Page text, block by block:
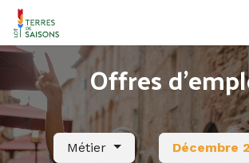
Se rendre au contenu
Offres
Métier Décembre